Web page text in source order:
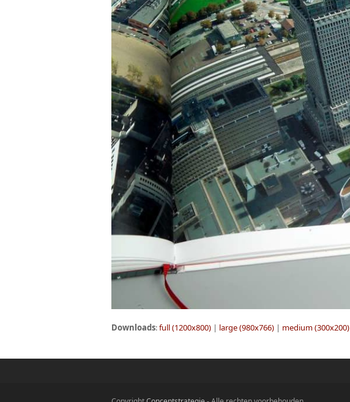
Downloads:full (1200x800) | large (980x766) | medium (300x200)